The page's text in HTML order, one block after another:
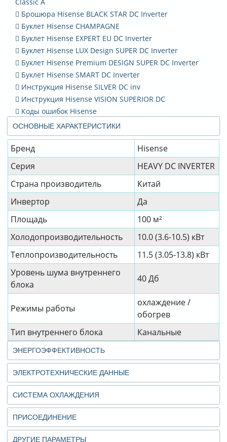
ОСНОВНЫЕ ХАРАКТЕРИСТИКИ
Бренд
Hisense
Серия
HEAVY DC INVERTER
Страна производитель
Китай
Инвертор
Да
Площадь
100 м²
Холодопроизводительность
10.0 (3.6-10.5) кВт
Теплопроизводительность
11.5 (3.05-13.8) кВт
Уровень шума внутреннего
блока
40 Дб
Режимы работы
охлаждение /
обогрев
Тип внутреннего блока
Канальные
ЭНЕРГОЭФФЕКТИВНОСТЬ
ЭЛЕКТРОТЕХНИЧЕСКИЕ ДАННЫЕ
СИСТЕМА ОХЛАЖДЕНИЯ
ПРИСОЕДИНЕНИЕ
ДРУГИЕ ПАРАМЕТРЫ
Classic A
Брошюра Hisense BLACK STAR DC Inverter
Буклет Hisense CHAMPAGNE
Буклет Hisense EXPERT EU DC Inverter
Буклет Hisense LUX Design SUPER DC Inverter
Буклет Hisense Premium DESIGN SUPER DC Inverter
Буклет Hisense SMART DC Inverter
Инструкция Hisense SILVER DC inv
Инструкция Hisense VISION SUPERIOR DC
Коды ошибок Hisense